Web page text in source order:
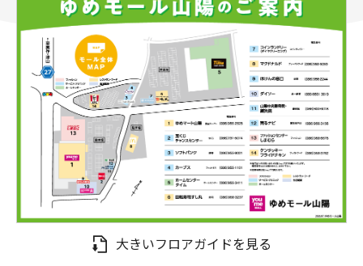
大きいフロアガイドを見る